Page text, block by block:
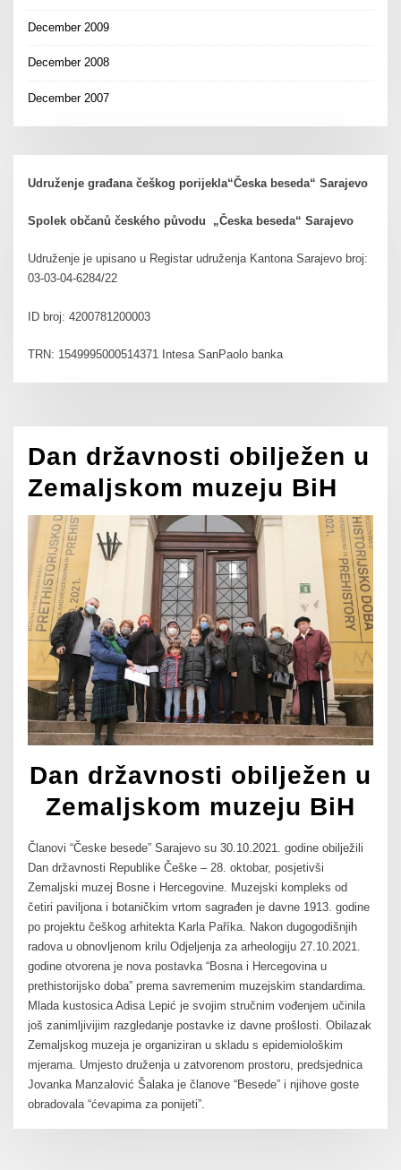
December 2009
December 2008
December 2007
Udruženje građana češkog porijekla“Česka beseda“ Sarajevo
Spolek občanů českého původu „Česka beseda“ Sarajevo
Udruženje je upisano u Registar udruženja Kantona Sarajevo broj:
03-03-04-6284/22
ID broj: 4200781200003
TRN: 1549995000514371 Intesa SanPaolo banka
Dan državnosti obilježen u
Zemaljskom muzeju BiH
Dan državnosti obilježen u
Zemaljskom muzeju BiH
Članovi “Česke besede” Sarajevo su 30.10.2021. godine obilježili
Dan državnosti Republike Češke – 28. oktobar, posjetivši
Zemaljski muzej Bosne i Hercegovine. Muzejski kompleks od
četiri paviljona i botaničkim vrtom sagrađen je davne 1913. godine
po projektu češkog arhitekta Karla Paříka. Nakon dugogodišnjih
radova u obnovljenom krilu Odjeljenja za arheologiju 27.10.2021.
godine otvorena je nova postavka “Bosna i Hercegovina u
prethistorijsko doba” prema savremenim muzejskim standardima.
Mlada kustosica Adisa Lepić je svojim stručnim vođenjem učinila
još zanimljivijim razgledanje postavke iz davne prošlosti. Obilazak
Zemaljskog muzeja je organiziran u skladu s epidemiološkim
mjerama. Umjesto druženja u zatvorenom prostoru, predsjednica
Jovanka Manzalović Šalaka je članove “Besede” i njihove goste
obradovala “ćevapima za ponijeti”.